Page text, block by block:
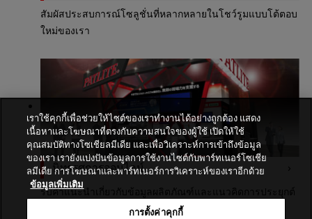
สัมผัสประสบการณ์โซลูชั่นที่หลากหลายในโชว์รูมแบบโต้ตอบ
ใหม่ของเรา
นิทรรศการออนไลน์
รับคำแนะนำเกี่ยวกับข้อมูลผลิตภัณฑ์และแนวคิดการประยุกต์
ใช้ผลิตภัณฑ์ PATLITE ล่าสุด!
เราใช้คุกกี้เพื่อช่วยให้ไซต์ของเราทำงานได้อย่างถูกต้อง แสดง
เนื้อหาและโฆษณาที่ตรงกับความสนใจของผู้ใช้ เปิดให้ใช้
คุณสมบัติทางโซเชียลมีเดีย และเพื่อวิเคราะห์การเข้าถึงข้อมูล
ของเรา เรายังแบ่งปันข้อมูลการใช้งานไซต์กับพาร์ทเนอร์โซเชีย
ลมีเดีย การโฆษณาและพาร์ทเนอร์การวิเคราะห์ของเราอีกด้วย
ข้อมูลเพิ่มเติม
การตั้งค่าคุกกี้